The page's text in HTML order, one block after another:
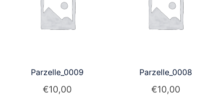
Parzelle_0009
€10,00
Parzelle_0008
€10,00